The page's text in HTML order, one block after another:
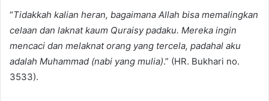
“Tidakkah kalian heran, bagaimana Allah bisa memalingkan
celaan dan laknat kaum Quraisy padaku. Mereka ingin
mencaci dan melaknat orang yang tercela, padahal aku
adalah Muhammad (nabi yang mulia).” (HR. Bukhari no.
3533).